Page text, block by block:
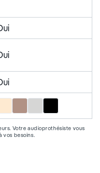
Votre audioprothésiste vous
vos besoins.